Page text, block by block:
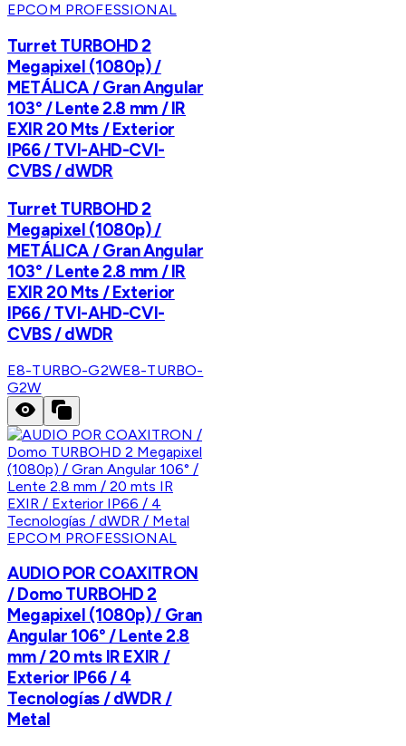
EPCOM PROFESSIONAL
Turret TURBOHD 2
Megapixel (1080p) /
METÁLICA / Gran Angular
103° / Lente 2.8 mm / IR
EXIR 20 Mts / Exterior
IP66 / TVI-AHD-CVI-
CVBS / dWDR
Turret TURBOHD 2
Megapixel (1080p) /
METÁLICA / Gran Angular
103° / Lente 2.8 mm / IR
EXIR 20 Mts / Exterior
IP66 / TVI-AHD-CVI-
CVBS / dWDR
E8-TURBO-G2WE8-TURBO-
G2W
EPCOM PROFESSIONAL
AUDIO POR COAXITRON
/ Domo TURBOHD 2
Megapixel (1080p) / Gran
Angular 106° / Lente 2.8
mm / 20 mts IR EXIR /
Exterior IP66 / 4
Tecnologías / dWDR /
Metal